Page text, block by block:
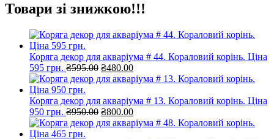
Товари зі знижкою!!!
Коряга декор для акваріума # 44. Кораловий корінь. Ціна
595 грн. ₴595.00 Оригінальна
ціна:
₴480.00Поточна
ціна:
Коряга декор для акваріума # 13. Кораловий корінь. Ціна
950 грн. ₴950.00 Оригінальна
ціна:
₴800.00Поточна
ціна: